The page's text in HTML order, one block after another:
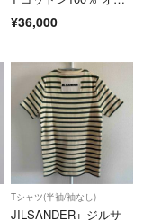
応が出来かねますの
用いただくか、ご希望
ン 半袖Ｔシャツ ホワ
¥36,000
Tシャツ(半袖/袖なし)
JILSANDER+ ジルサ